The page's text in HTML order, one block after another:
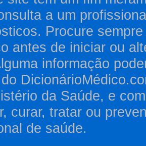
a um
Procure
antes de iniciar ou
informação
da Saúde, e
curar, tratar ou
de saúde.